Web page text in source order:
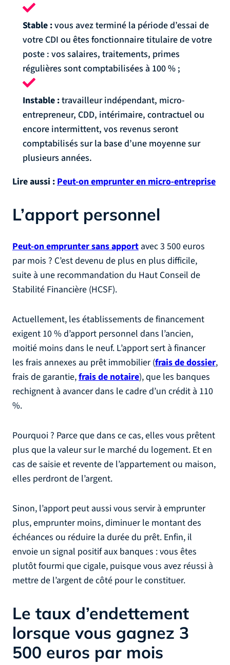
Stable :vous avez terminé la période d’essai de
votre CDI ou êtes fonctionnaire titulaire de votre
poste : vos salaires, traitements, primes
régulières sont comptabilisées à 100 % ;
Instable :travailleur indépendant, micro-
entrepreneur, CDD, intérimaire, contractuel ou
encore intermittent, vos revenus seront
comptabilisés sur la base d’une moyenne sur
plusieurs années.
Lire aussi :Peut-on emprunter en micro-entreprise
L’apport personnel
Peut-on emprunter sans apport avec 3 500 euros
par mois ? C’est devenu de plus en plus difficile,
suite à une recommandation du Haut Conseil de
Stabilité Financière (HCSF).
Actuellement, les établissements de financement
exigent 10 % d’apport personnel dans l’ancien,
moitié moins dans le neuf. L’apport sert à financer
les frais annexes au prêt immobilier (frais de dossier,
frais de garantie,frais de notaire), que les banques
rechignent à avancer dans le cadre d’un crédit à 110
%.
Pourquoi ? Parce que dans ce cas, elles vous prêtent
plus que la valeur sur le marché du logement. Et en
cas de saisie et revente de l’appartement ou maison,
elles perdront de l’argent.
Sinon, l’apport peut aussi vous servir à emprunter
plus, emprunter moins, diminuer le montant des
échéances ou réduire la durée du prêt. Enfin, il
envoie un signal positif aux banques : vous êtes
plutôt fourmi que cigale, puisque vous avez réussi à
mettre de l’argent de côté pour le constituer.
Le taux d’endettement
lorsque vous gagnez 3
500 euros par mois